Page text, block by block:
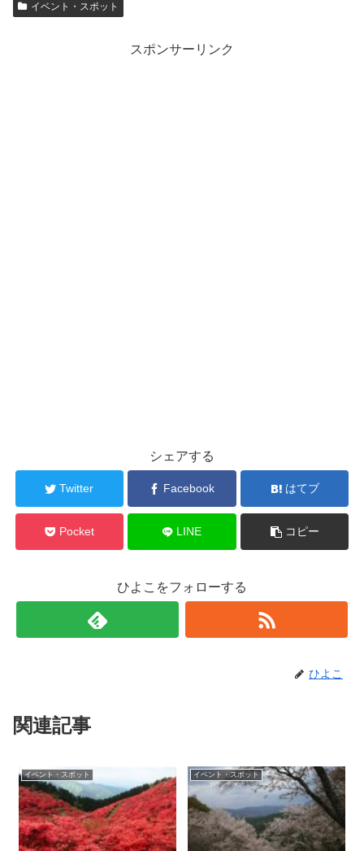
イベント・スポット
スポンサーリンク
シェアする
Twitter Facebook はてブ
Pocket LINE コピー
ひよこをフォローする
ひよこ
関連記事
イベント・スポット イベント・スポット